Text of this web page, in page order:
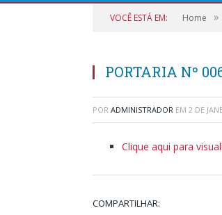
VOCÊ ESTÁ EM: Home »
PORTARIA Nº
POR ADMINISTRADOR EM 2 DE
Clique aqui para
COMPARTILHAR: